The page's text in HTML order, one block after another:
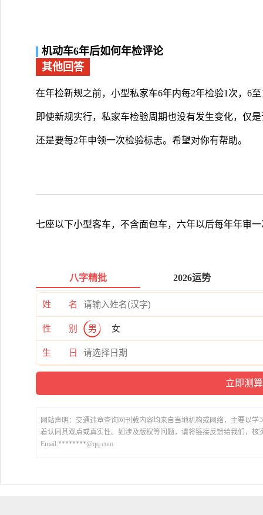
机动车6年后如何年检评论
其他回答
在年检新规之前，小型私家车6年内每2年检验1次，6
即使新规实行，私家车检验周期也没有发生变化，仅
还是要每2年申领一次检验标志。希望对你有帮助。
七座以下小型客车，不含面包车，六年以后每年年审
八字精批 2026运势
姓 名
性 别 男 女
生 日
网站声明：交通违章查询网刊载内容均来自当地机构或网络，主要以
着认同其观点或真实性。如涉及版权等问题，请将链接反馈给我们，核
Email:********@qq.com